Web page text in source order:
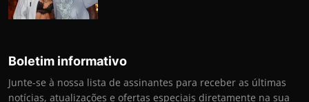
Boletim informativo
Junte-se à nossa lista de assinantes para receber as últimas
notícias, atualizações e ofertas especiais diretamente na sua